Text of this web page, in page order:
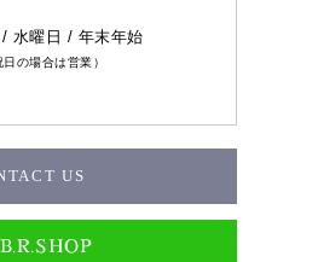
水曜日 / 年末年始
の場合は営業）
US